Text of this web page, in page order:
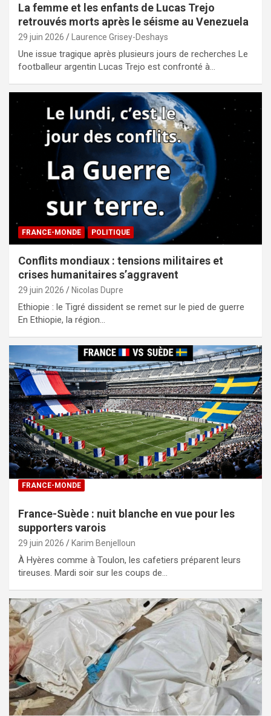
La femme et les enfants de Lucas Trejo
retrouvés morts après le séisme au Venezuela
29 juin 2026 Laurence Grisey-Deshays
Une issue tragique après plusieurs jours de recherches Le
footballeur argentin Lucas Trejo est confronté à…
FRANCE-MONDE POLITIQUE
Conflits mondiaux : tensions militaires et
crises humanitaires s’aggravent
29 juin 2026 Nicolas Dupre
Ethiopie : le Tigré dissident se remet sur le pied de guerre
En Ethiopie, la région…
FRANCE-MONDE
France-Suède : nuit blanche en vue pour les
supporters varois
29 juin 2026 Karim Benjelloun
À Hyères comme à Toulon, les cafetiers préparent leurs
tireuses. Mardi soir sur les coups de…